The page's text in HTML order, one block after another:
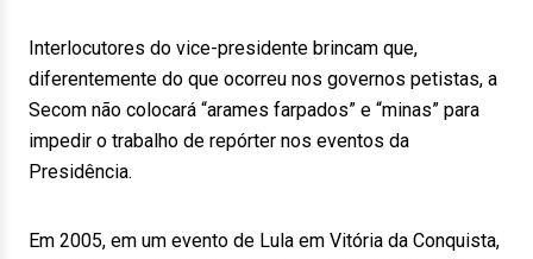
Interlocutores do vice-presidente brincam que,
diferentemente do que ocorreu nos governos petistas, a
Secom não colocará “arames farpados” e “minas” para
impedir o trabalho de repórter nos eventos da
Presidência.
Em 2005, em um evento de Lula em Vitória da Conquista,